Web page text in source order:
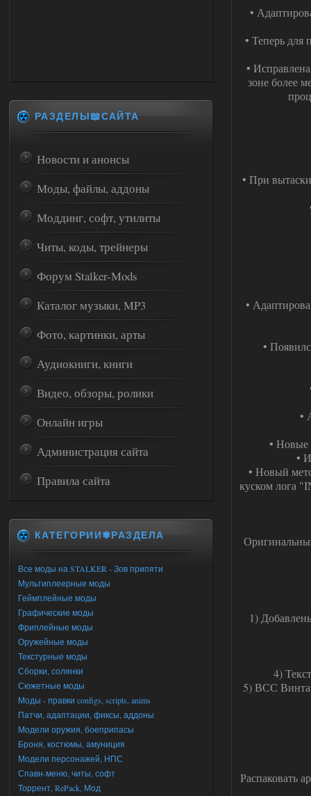
•
• Теперь для
•
зоне более
• При
•
•
•
• Новые
•
• Новый
куском лога
1)
4)
5) ВСС
Распаковать
РАЗДЕЛЫ📖САЙТА
Новости и анонсы
Моды, файлы, аддоны
Моддинг, софт, утилиты
Читы, коды, трейнеры
Форум Stalker-Mods
Каталог музыки, MP3
Фото, картинки, арты
Аудиокниги, книги
Видео, обзоры, ролики
Онлайн игры
Администрация сайта
Правила сайта
КАТЕГОРИИ✾РАЗДЕЛА
Все моды на STALKER - Зов припяти
Мультиплеерные моды
Геймплейные моды
Графические моды
Фриплейные моды
Оружейные моды
Текстурные моды
Сборки, солянки
Сюжетные моды
Моды - правки configs, scripts, anims
Патчи, адаптации, фиксы, аддоны
Модели оружия, боеприпасы
Броня, костюмы, амуниция
Модели персонажей, НПС
Спавн-меню, читы, софт
Торрент, RePack, Мод